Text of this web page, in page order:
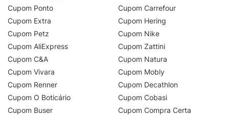
Cupom Ponto
Cupom Extra
Cupom Petz
Cupom AliExpress
Cupom C&A
Cupom Vivara
Cupom Renner
Cupom O Boticário
Cupom Buser
Cupom Carrefour
Cupom Hering
Cupom Nike
Cupom Zattini
Cupom Natura
Cupom Mobly
Cupom Decathlon
Cupom Cobasi
Cupom Compra Certa